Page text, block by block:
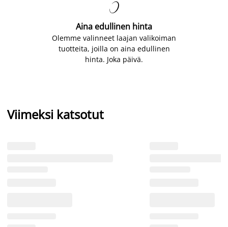

Aina edullinen hinta
Olemme valinneet laajan valikoiman
tuotteita, joilla on aina edullinen
hinta. Joka päivä.
Viimeksi katsotut